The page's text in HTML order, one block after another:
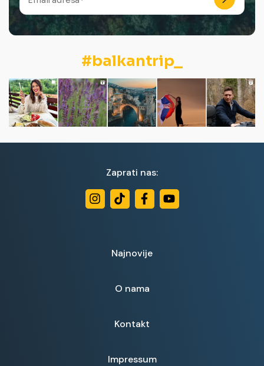
#balkantrip_
Zaprati nas:
Najnovije
O nama
Kontakt
Impressum